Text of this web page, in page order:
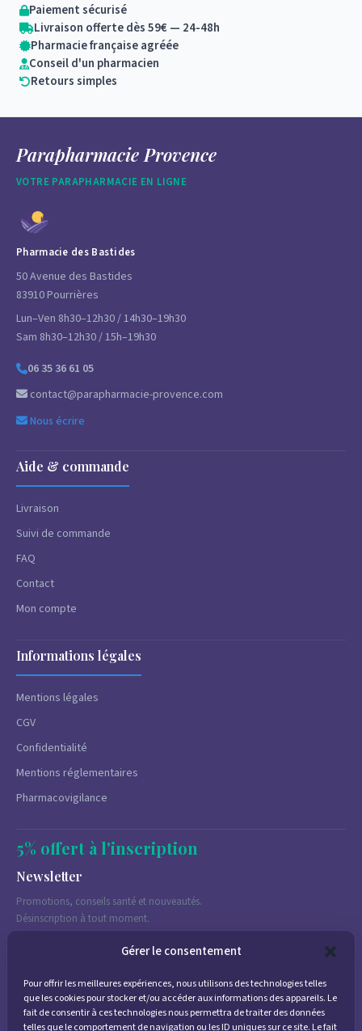
Gérer le consentement
Pour offrir les meilleures expériences, nous utilisons des technologies telles
que les cookies pour stocker et/ou accéder aux informations des appareils. Le
fait de consentir à ces technologies nous permettra de traiter des données
telles que le comportement de navigation ou les ID uniques sur ce site. Le fait
Paiement sécurisé
Livraison offerte dès 59€ — 24-48h
Pharmacie française agréée
Conseil d'un pharmacien
Retours simples
Parapharmacie Provence
VOTRE PARAPHARMACIE EN LIGNE
Pharmacie des Bastides
50 Avenue des Bastides
83910 Pourrières
Lun–Ven 8h30–12h30 / 14h30–19h30
Sam 8h30–12h30 / 15h–19h30
06 35 36 61 05
contact@parapharmacie-provence.com
Nous écrire
Aide & commande
Livraison
Suivi de commande
FAQ
Contact
Mon compte
Informations légales
Mentions légales
CGV
Confidentialité
Mentions réglementaires
Pharmacovigilance
5% offert à l'inscription
Newsletter
Promotions, conseils santé et nouveautés.
Désinscription à tout moment.
J'accepte de recevoir des emails marketing conformément à la
politique de confidentialité